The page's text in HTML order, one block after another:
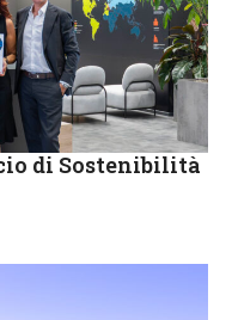
di Sostenibilità